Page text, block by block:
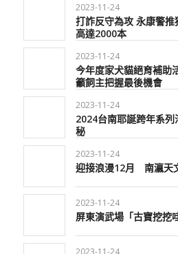
2023-11-24
打詐反守為攻 永康警
高達2000本
2023-11-24
今年度家犬貓絕育補
籲飼主把握最後機會
2023-11-24
2024台南耶誕跨年系
秘
2023-11-24
迎接浪漫12月 南瀛天
2023-11-24
屏東演武場「古寶挖挖
2023-11-24